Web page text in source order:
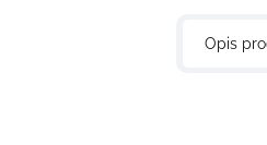
Opis